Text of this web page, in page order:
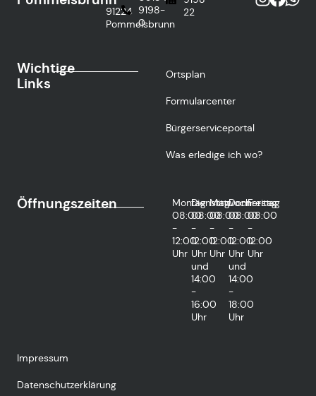
91224
Pommelsbrunn
9198-
0
22
Wichtige
Links
Ortsplan
Formularcenter
Bürgerserviceportal
Was erledige ich wo?
Öffnungszeiten
Montag
08:00
-
12:00
Uhr
Dienstag
08:00
-
12:00
Uhr
und
14:00
-
16:00
Uhr
Mittwoch
08:00
-
12:00
Uhr
Donnerstag
08:00
-
12:00
Uhr
und
14:00
-
18:00
Uhr
Freitag
08:00
-
12:00
Uhr
Impressum
Datenschutzerklärung